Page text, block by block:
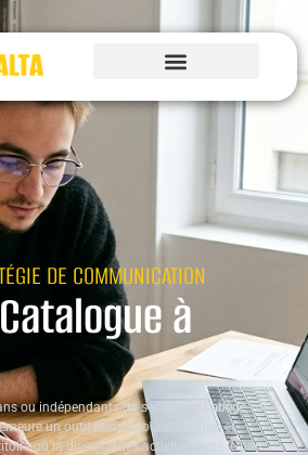
DE COMMUNICATION
à
ou indépendants du secteur de Labège, un
un outil décisif pour structurer et
où la diversité des activités entre le parc